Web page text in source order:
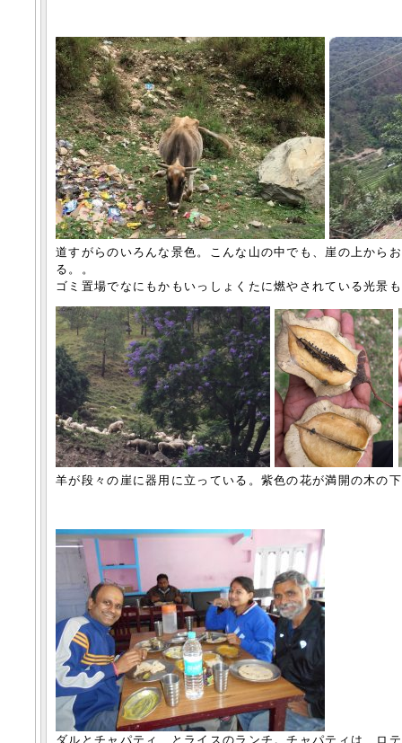
道すがらのいろんな景色。こんな山の中でも、崖の上から
る。。
ゴミ置場でなにもかもいっしょくたに燃やされている光景
羊が段々の崖に器用に立っている。紫色の花が満開の木の
ダルとチャパティ、とライスのランチ。チャパティは、ロ